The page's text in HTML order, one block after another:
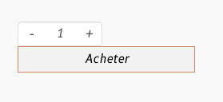
- +
Acheter